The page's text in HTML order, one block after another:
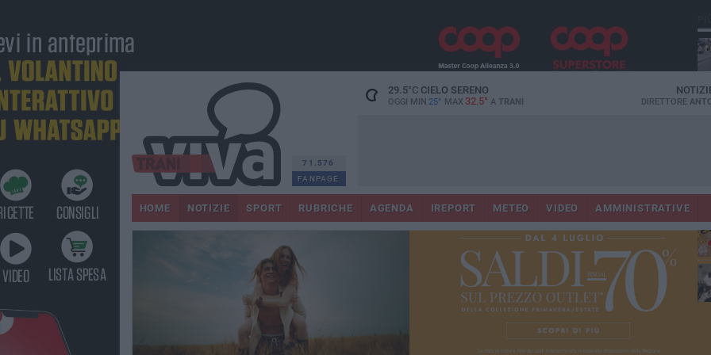
71.576
FANPAGE
29.5°CCIELO SERENO
OGGI MIN 25° MAX 32.5° A TRANI DIRETTORE
HOME NOTIZIE SPORT RUBRICHE AGENDA IREPORT METEO VIDEO AMMINISTRATIVE